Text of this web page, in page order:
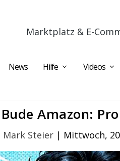
Marktplatz & E-
News Hilfe Videos
Amazon:
Mark Steier | Mittwoch,